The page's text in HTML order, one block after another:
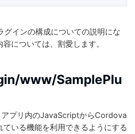
インの構成についての説明にな
については、割愛します。
www/SamplePlu
アプリ内のJavaScriptからCordova
いる機能を利用できるようにする